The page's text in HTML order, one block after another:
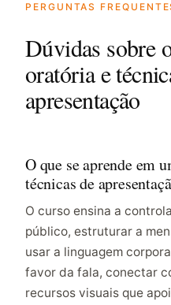
PERGUNTAS
Dúvidas sobre
oratória e
apresentação
O que se aprende em
técnicas de
O curso ensina a
público, estruturar a
usar a linguagem
favor da fala, conectar
recursos visuais que